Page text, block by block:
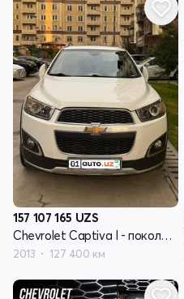
157 107 165 UZS
Chevrolet Captiva I - поколение рестайлинг 2
2013 127 400 км